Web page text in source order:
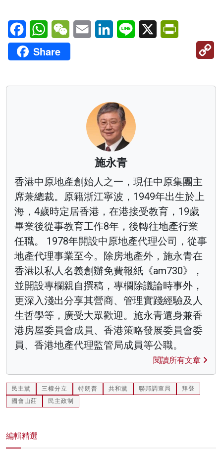
FacebookWhatsAppWeChatEmail LinkedInLine X
Share
施永青
香港中原地產創始人之一，現任中原集團主
席兼總裁。原籍浙江寧波，1949年出生於上
海，4歲時定居香港，在港接受教育，19歲
畢業後從事教育工作8年，後轉往地產行業
任職。 1978年開設中原地產代理公司，從事
地產代理事業至今。除房地產外，施永青在
香港以私人名義創辦免費報紙《am730》，
並開設專欄親自撰稿，專欄除議論時事外，
更深入淺出分享其營商、管理實踐經驗及人
生哲學等，廣受大眾歡迎。施永青還身兼香
港房屋委員會成員、香港策略發展委員會委
員、香港地產代理監管局成員等公職。
閱讀所有文章
民主黨 三權分立 特朗普 共和黨 聯邦調查局
拜登
國會山莊
民主政制
編輯精選